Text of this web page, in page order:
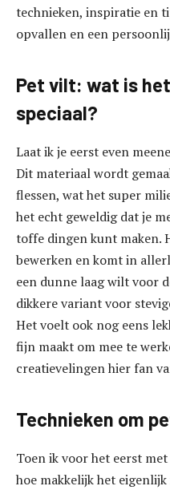
technieken, inspiratie en
opvallen en een
Pet vilt: wat is
speciaal?
Laat ik je eerst even
Dit materiaal wordt
flessen, wat het super
het echt geweldig dat je
toffe dingen kunt maken.
bewerken en komt in
een dunne laag wilt voor
dikkere variant voor
Het voelt ook nog eens
fijn maakt om mee te
creatievelingen hier fan
Technieken om
Toen ik voor het eerst
hoe makkelijk het